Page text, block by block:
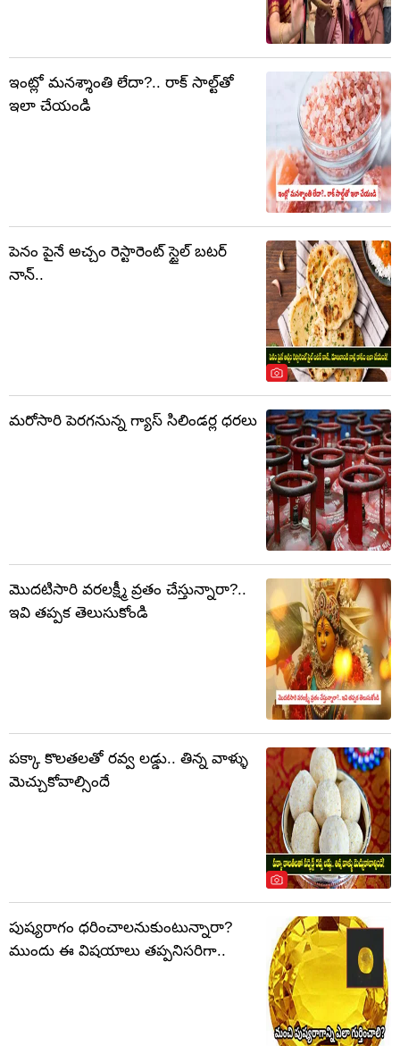
ఇంట్లో మనశ్శాంతి లేదా?.. రాక్ సాల్ట్‌తో
ఇలా చేయండి
పెనం పైనే అచ్చం రెస్టారెంట్ స్టైల్ బటర్
నాన్..
మరోసారి పెరగనున్న గ్యాస్ సిలిండర్ల ధరలు
మొదటిసారి వరలక్ష్మీ వ్రతం చేస్తున్నారా?..
ఇవి తప్పక తెలుసుకోండి
పక్కా కొలతలతో రవ్వ లడ్డు.. తిన్న వాళ్ళు
మెచ్చుకోవాల్సిందే
పుష్యరాగం ధరించాలనుకుంటున్నారా?
ముందు ఈ విషయాలు తప్పనిసరిగా..